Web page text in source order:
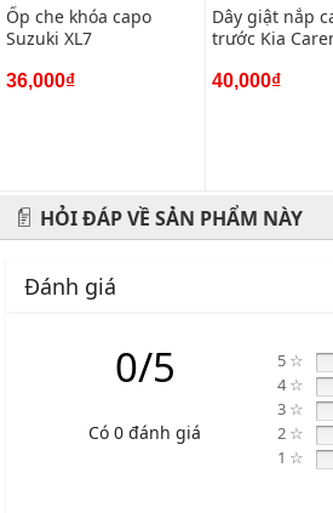
Địa chỉ: 434 Trần Khát Chân- Hai Bà
Ốp che khóa capo
Suzuki XL7
36,000₫
Dây giật nắp
trước Kia
40,000₫
HỎI ĐÁP VỀ SẢN PHẨM NÀY
Đánh giá
0/5
Có 0 đánh giá
5 ☆
4 ☆
3 ☆
2 ☆
1 ☆